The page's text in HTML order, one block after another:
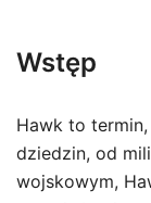
Wstęp
Hawk to
dziedzin, od
wojskowym,